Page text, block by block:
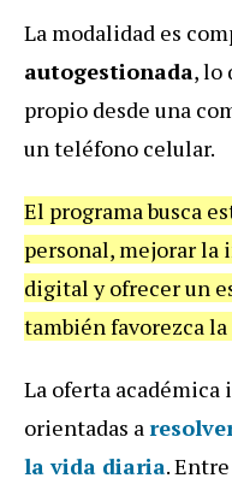
La modalidad es
autogestionada, lo
propio desde una
un teléfono celular.
El programa busca
personal, mejorar la
digital y ofrecer un
también favorezca
La oferta
orientadas a
la vida diaria.